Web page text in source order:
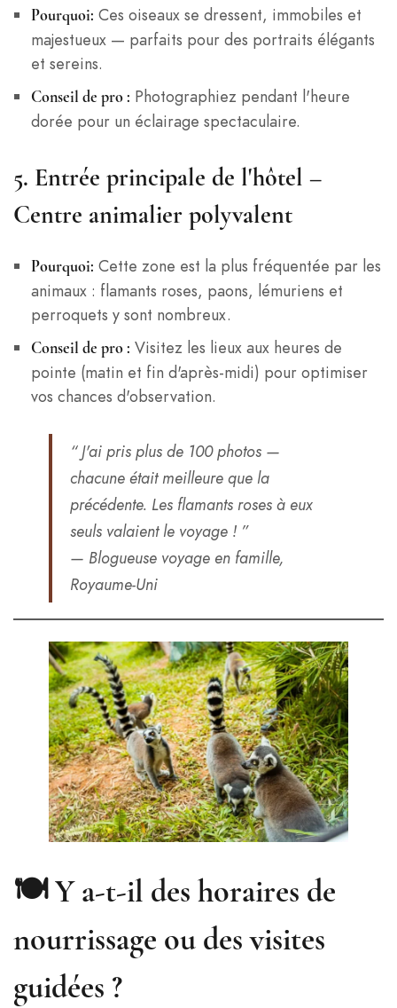
Pourquoi: Ces oiseaux se dressent, immobiles et
majestueux — parfaits pour des portraits élégants
et sereins.
Conseil de pro : Photographiez pendant l'heure
dorée pour un éclairage spectaculaire.
5. Entrée principale de l'hôtel –
Centre animalier polyvalent
Pourquoi: Cette zone est la plus fréquentée par les
animaux : flamants roses, paons, lémuriens et
perroquets y sont nombreux.
Conseil de pro : Visitez les lieux aux heures de
pointe (matin et fin d'après-midi) pour optimiser
vos chances d'observation.
“ J'ai pris plus de 100 photos —
chacune était meilleure que la
précédente. Les flamants roses à eux
seuls valaient le voyage ! ”
— Blogueuse voyage en famille,
Royaume-Uni
🍽️ Y a-t-il des horaires de
nourrissage ou des visites
guidées ?